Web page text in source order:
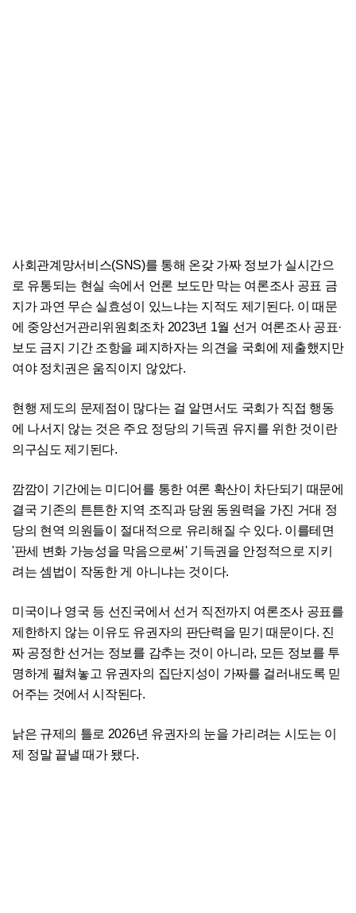
사회관계망서비스(SNS)를 통해 온갖 가짜 정보가 실시간으
로 유통되는 현실 속에서 언론 보도만 막는 여론조사 공표 금
지가 과연 무슨 실효성이 있느냐는 지적도 제기된다. 이 때문
에 중앙선거관리위원회조차 2023년 1월 선거 여론조사 공표·
보도 금지 기간 조항을 폐지하자는 의견을 국회에 제출했지만
여야 정치권은 움직이지 않았다.
현행 제도의 문제점이 많다는 걸 알면서도 국회가 직접 행동
에 나서지 않는 것은 주요 정당의 기득권 유지를 위한 것이란
의구심도 제기된다.
깜깜이 기간에는 미디어를 통한 여론 확산이 차단되기 때문에
결국 기존의 튼튼한 지역 조직과 당원 동원력을 가진 거대 정
당의 현역 의원들이 절대적으로 유리해질 수 있다. 이를테면
'판세 변화 가능성을 막음으로써' 기득권을 안정적으로 지키
려는 셈법이 작동한 게 아니냐는 것이다.
미국이나 영국 등 선진국에서 선거 직전까지 여론조사 공표를
제한하지 않는 이유도 유권자의 판단력을 믿기 때문이다. 진
짜 공정한 선거는 정보를 감추는 것이 아니라, 모든 정보를 투
명하게 펼쳐놓고 유권자의 집단지성이 가짜를 걸러내도록 믿
어주는 것에서 시작된다.
낡은 규제의 틀로 2026년 유권자의 눈을 가리려는 시도는 이
제 정말 끝낼 때가 됐다.